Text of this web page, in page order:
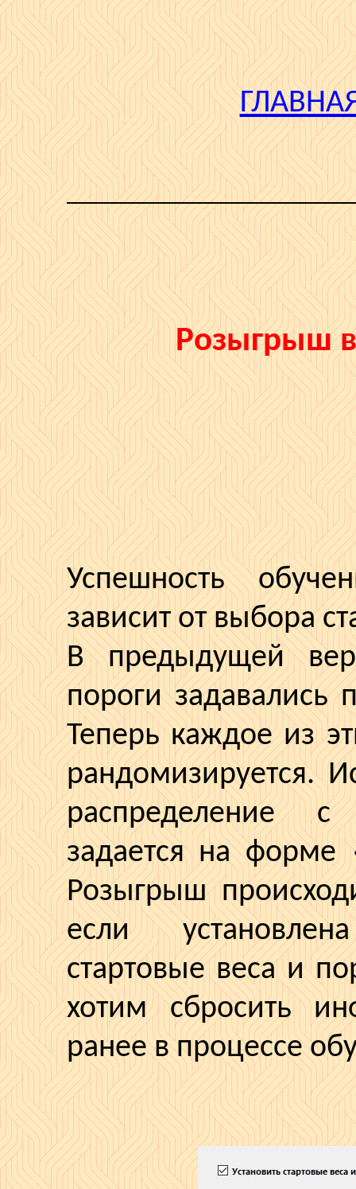
Розыгрыш
Успешность
зависит от выбора
В предыдущей
пороги
Теперь каждое из
рандомизируется.
распределение с
задается на форме
Розыгрыш
если
стартовые веса и
хотим сбросить
ранее в процессе